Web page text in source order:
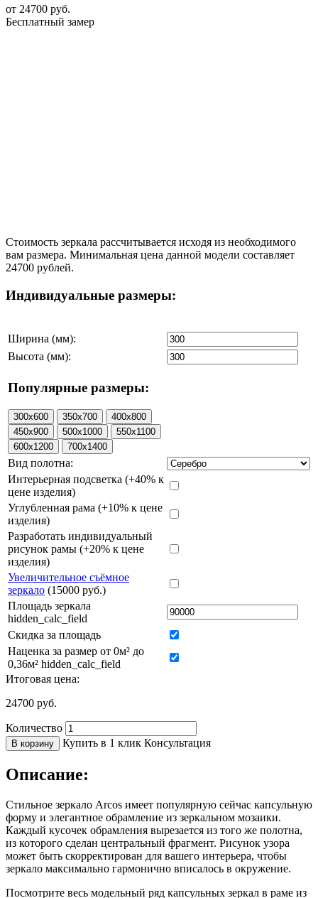
от 24700 руб.
Бесплатный замер
Стоимость зеркала рассчитывается исходя из необходимого
вам размера. Минимальная цена данной модели составляет
24700 рублей.
Индивидуальные размеры:
Ширина (мм):
Высота (мм):
Популярные размеры:
Вид полотна:
Интерьерная подсветка (+40% к
цене изделия)
Углубленная рама (+10% к цене
изделия)
Разработать индивидуальный
рисунок рамы (+20% к цене
изделия)
Увеличительное съёмное
зеркало (15000 руб.)
Площадь зеркала
hidden_calc_field
Скидка за площадь
Наценка за размер от 0м² до
0,36м² hidden_calc_field
Итоговая цена:
24700 руб.
Количество
В корзину Купить в 1 клик Консультация
Описание:
Стильное зеркало Arcos имеет популярную сейчас капсульную
форму и элегантное обрамление из зеркальном мозаики.
Каждый кусочек обрамления вырезается из того же полотна,
из которого сделан центральный фрагмент. Рисунок узора
может быть скорректирован для вашего интерьера, чтобы
зеркало максимально гармонично вписалось в окружение.
Посмотрите весь модельный ряд капсульных зеркал в раме из